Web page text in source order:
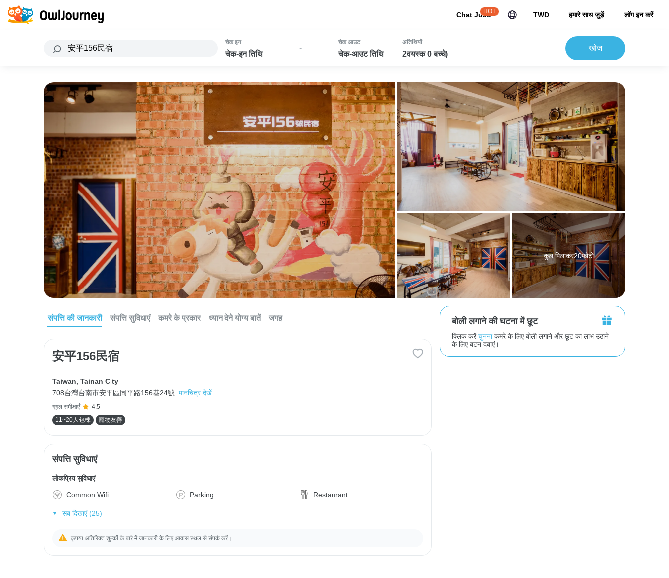
Chat JuJu
HOT TWD हमारे साथ जुड़ें लॉग इन करें
चेक इन
चेक-इन तिथि
-
चेक आउट
चेक-आउट तिथि
अतिथियों
2वयस्क 0 बच्चे)
खोज
कुल मिलाकर20फ़ोटो
संपत्ति की जानकारी संपत्ति सुविधाएं कमरे के प्रकार ध्यान देने योग्य बातें जगह
安平156民宿
Taiwan, Tainan City
708台灣台南市安平區同平路156巷24號 मानचित्र देखें
गूगल समीक्षाएँ
4.5
11~20人包棟
寵物友善
संपत्ति सुविधाएं
लोकप्रिय सुविधाएं
Common Wifi Parking Restaurant
सब दिखाएं (25)
कृपया अतिरिक्त शुल्कों के बारे में जानकारी के लिए आवास स्थल से संपर्क करें।
बोली लगाने की घटना में छूट
क्लिक करेंचुननाकमरे के लिए बोली लगाने और छूट का लाभ उठाने
के लिए बटन दबाएं।